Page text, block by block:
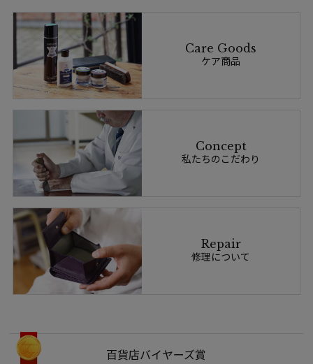
Care Goods
ケア商品
Concept
私たちのこだわり
Repair
修理について
百貨店バイヤーズ賞